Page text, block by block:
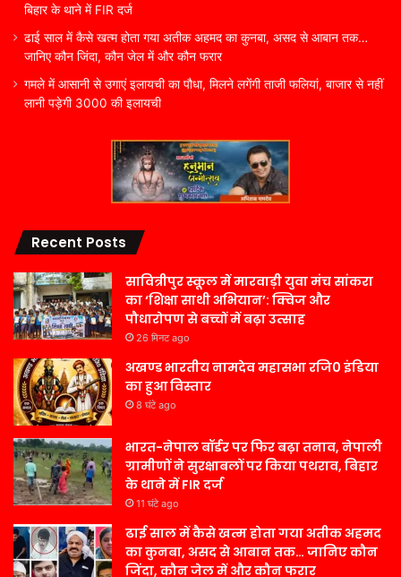
बिहार के थाने में FIR दर्ज
ढाई साल में कैसे खत्म होता गया अतीक अहमद का कुनबा, असद से आबान तक…
जानिए कौन जिंदा, कौन जेल में और कौन फरार
गमले में आसानी से उगाएं इलायची का पौधा, मिलने लगेंगी ताजी फलियां, बाजार से नहीं
लानी पड़ेगी 3000 की इलायची
Recent Posts
सावित्रीपुर स्कूल में मारवाड़ी युवा मंच सांकरा
का ‘शिक्षा साथी अभियान’: क्विज और
पौधारोपण से बच्चों में बढ़ा उत्साह
26 मिनट ago
अखण्ड भारतीय नामदेव महासभा रजि0 इंडिया
का हुआ विस्तार
8 घंटे ago
भारत-नेपाल बॉर्डर पर फिर बढ़ा तनाव, नेपाली
ग्रामीणों ने सुरक्षाबलों पर किया पथराव, बिहार
के थाने में FIR दर्ज
11 घंटे ago
ढाई साल में कैसे खत्म होता गया अतीक अहमद
का कुनबा, असद से आबान तक… जानिए कौन
जिंदा, कौन जेल में और कौन फरार